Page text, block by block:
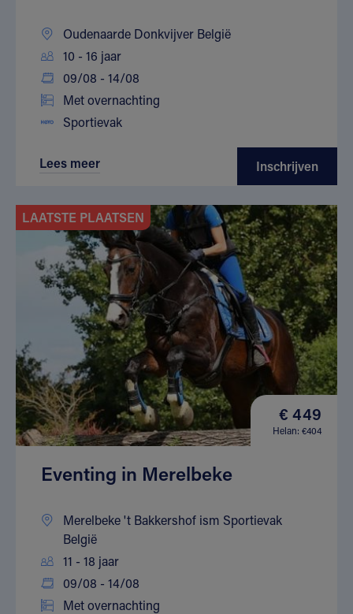
Oudenaarde Donkvijver België
10 - 16 jaar
09/08 - 14/08
Met overnachting
Sportievak
Lees meer Inschrijven
LAATSTE PLAATSEN
€ 449
Helan: €404
Eventing in Merelbeke
Merelbeke 't Bakkershof ism Sportievak
België
11 - 18 jaar
09/08 - 14/08
Met overnachting